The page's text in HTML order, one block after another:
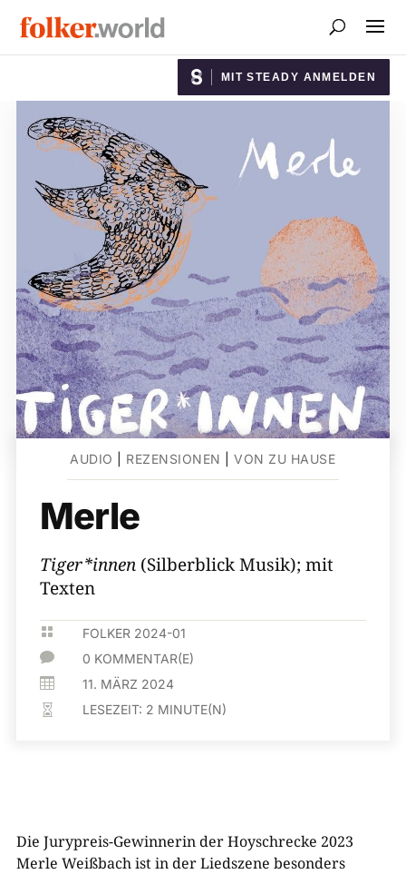
MIT STEADY ANMELDEN
AUDIO REZENSIONEN |VON ZU HAUSE
Merle
Tiger*innen (Silberblick Musik); mit
Texten
 FOLKER 2024-01
 0 KOMMENTAR(E)
 11. MÄRZ 2024
 LESEZEIT: 2 MINUTE(N)
Die Jurypreis-Gewinnerin der Hoyschrecke 2023
Merle Weißbach ist in der Liedszene besonders